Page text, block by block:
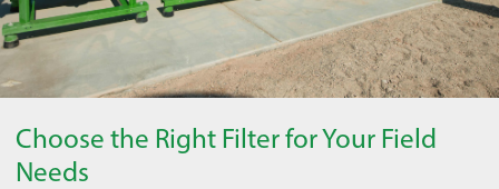
Choose the Right Filter for Your Field
Needs